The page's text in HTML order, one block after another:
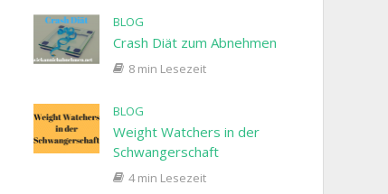
BLOG
Crash Diät zum Abnehmen
8 min Lesezeit
BLOG
Weight Watchers in der
Schwangerschaft
4 min Lesezeit